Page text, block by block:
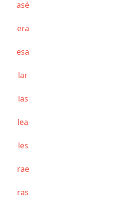
asé
era
esa
lar
las
lea
les
rae
ras